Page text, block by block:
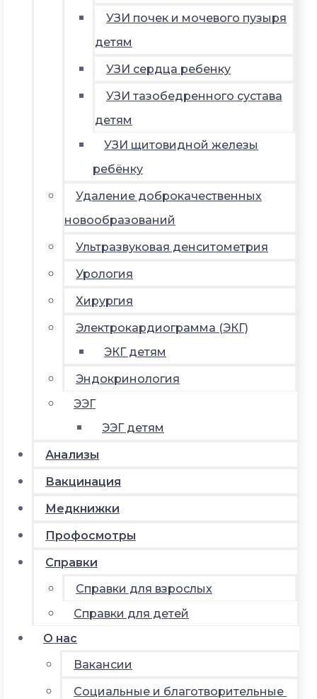
УЗИ почек и мочевого пузыря
детям
УЗИ сердца ребенку
УЗИ тазобедренного сустава
детям
УЗИ щитовидной железы
ребёнку
Удаление доброкачественных
новообразований
Ультразвуковая денситометрия
Урология
Хирургия
Электрокардиограмма (ЭКГ)
ЭКГ детям
Эндокринология
ЭЭГ
ЭЭГ детям
Анализы
Вакцинация
Медкнижки
Профосмотры
Справки
Справки для взрослых
Справки для детей
О нас
Вакансии
Социальные и благотворительные